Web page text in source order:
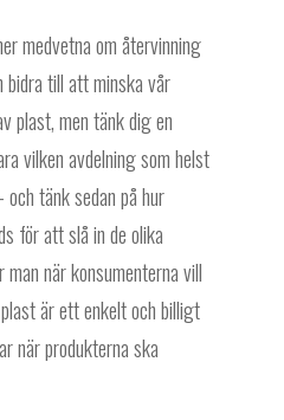
medvetna om återvinning
bidra till att minska vår
plast, men tänk dig en
vilken avdelning som helst
tänk sedan på hur
för att slå in de olika
när konsumenterna vill
är ett enkelt och billigt
när produkterna ska